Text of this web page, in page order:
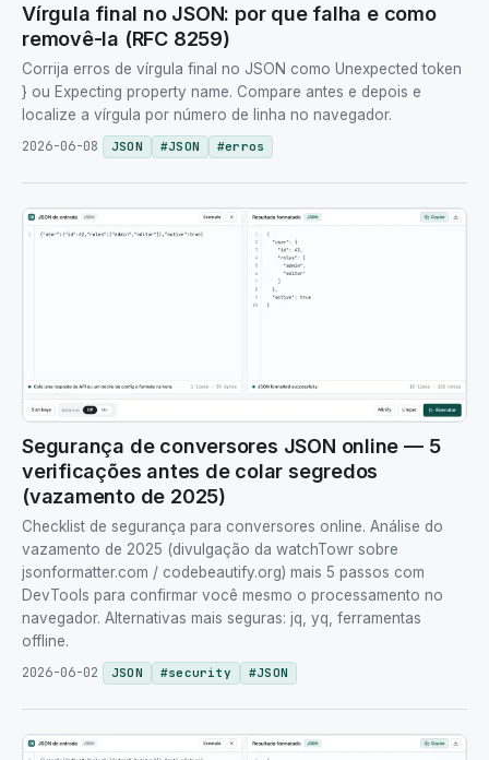
Vírgula final no JSON: por que falha e como
removê-la (RFC 8259)
Corrija erros de vírgula final no JSON como Unexpected token
} ou Expecting property name. Compare antes e depois e
localize a vírgula por número de linha no navegador.
2026-06-08
JSON #JSON #erros
Segurança de conversores JSON online — 5
verificações antes de colar segredos
(vazamento de 2025)
Checklist de segurança para conversores online. Análise do
vazamento de 2025 (divulgação da watchTowr sobre
jsonformatter.com / codebeautify.org) mais 5 passos com
DevTools para confirmar você mesmo o processamento no
navegador. Alternativas mais seguras: jq, yq, ferramentas
offline.
2026-06-02
JSON #security #JSON